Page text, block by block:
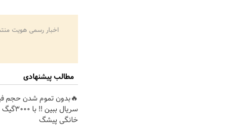
اخبار رسمی هویت
مطالب پیشنهادی
🔥بدون تموم شدن حجم
سریال ببین
خانگی پیشگ